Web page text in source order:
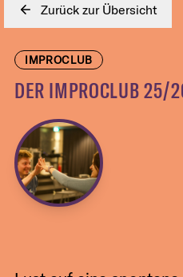
Zurück zur Übersicht
IMPROCLUB
DER IMPROCLUB 25/